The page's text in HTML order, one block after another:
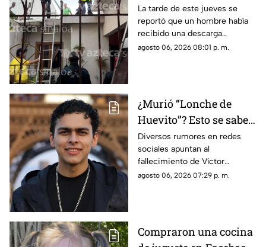
Hombre recibe
descarga eléctrica en la
colonia Álamos Uno, en
Los Mochis
La tarde de este jueves se
reportó que un hombre había
recibido una descarga
eléctrica mientras se
agosto 06, 2026 08:01 p. m.
¿Murió “Lonche de
Huevito”? Esto se sabe
del streamer
sinaloense
Diversos rumores en redes
sociales apuntan al
fallecimiento de Víctor
Ordoñez, conocido como
agosto 06, 2026 07:29 p. m.
Compraron una cocina